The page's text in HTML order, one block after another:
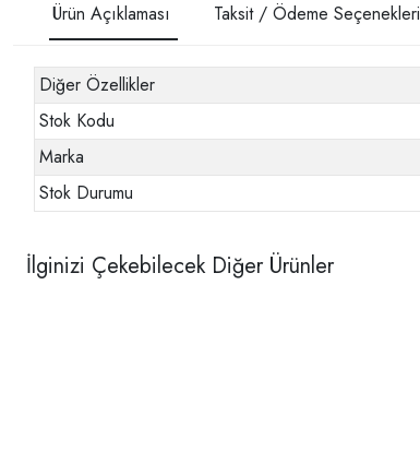
Ürün Açıklaması Taksit / Ödeme Seçenekleri
Diğer Özellikler
Stok Kodu
Marka
Stok Durumu
İlginizi Çekebilecek Diğer Ürünler